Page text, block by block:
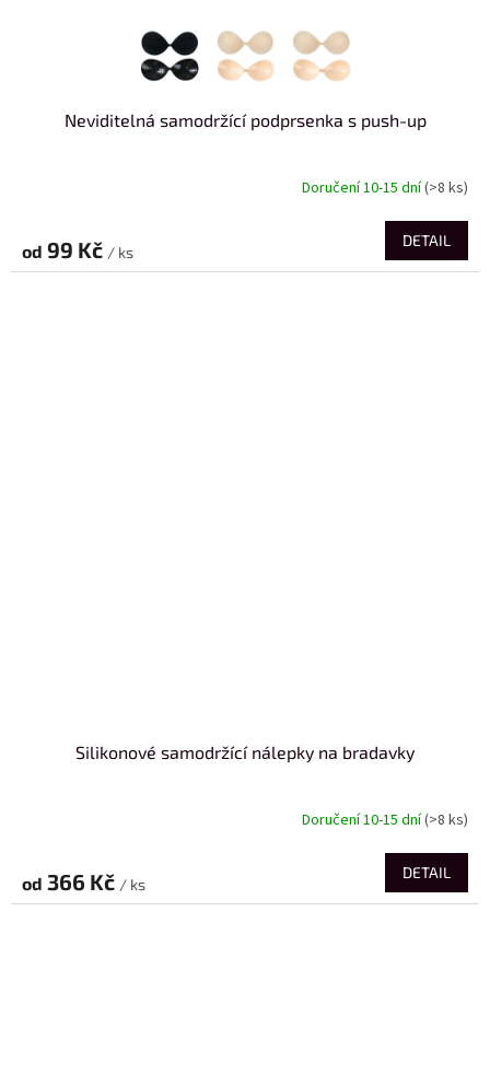
Neviditelná samodržící podprsenka s push-up
Doručení 10-15 dní(>8 ks)
od 99 Kč / ks
DETAIL
Silikonové samodržící nálepky na bradavky
Doručení 10-15 dní(>8 ks)
od 366 Kč / ks
DETAIL